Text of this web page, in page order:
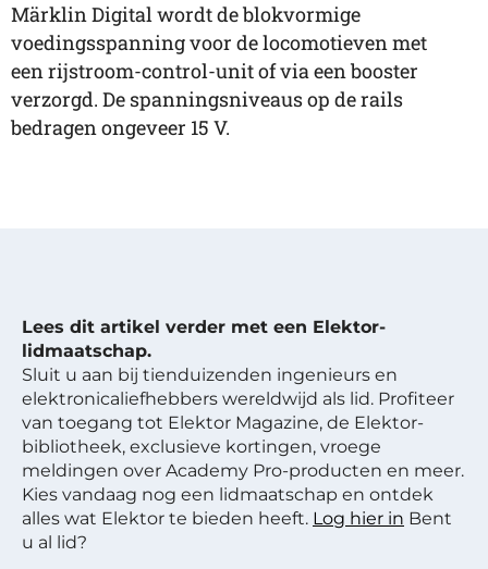
Märklin Digital wordt de blokvormige
voedingsspanning voor de locomotieven met
een rijstroom-control-unit of via een booster
verzorgd. De spanningsniveaus op de rails
bedragen ongeveer 15 V.
Lees dit artikel verder met een Elektor-
lidmaatschap.
Sluit u aan bij tienduizenden ingenieurs en
elektronicaliefhebbers wereldwijd als lid. Profiteer
van toegang tot Elektor Magazine, de Elektor-
bibliotheek, exclusieve kortingen, vroege
meldingen over Academy Pro-producten en meer.
Kies vandaag nog een lidmaatschap en ontdek
alles wat Elektor te bieden heeft. Log hier in Bent
u al lid?